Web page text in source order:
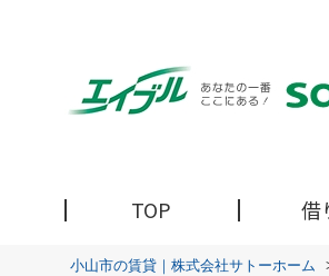
TOP 借
小山市の賃貸｜株式会社サトーホーム